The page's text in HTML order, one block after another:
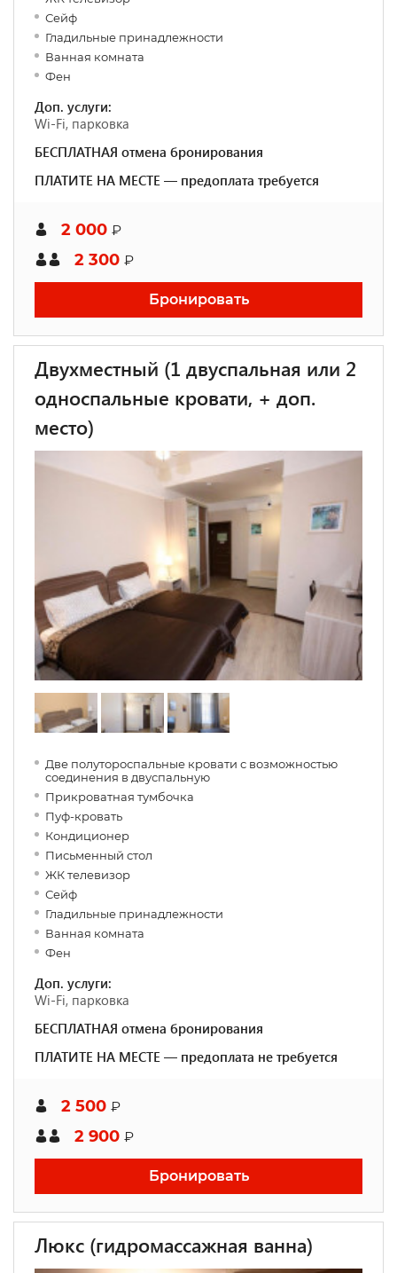
Сейф
Гладильные принадлежности
Ванная комната
Фен
Доп. услуги:
Wi-Fi, парковка
БЕСПЛАТНАЯ отмена бронирования
ПЛАТИТЕ НА МЕСТЕ — предоплата требуется
2 000 ₽
2 300 ₽
Бронировать
Двухместный (1 двуспальная или 2
односпальные кровати, + доп.
место)
Две полутороспальные кровати с возможностью
соединения в двуспальную
Прикроватная тумбочка
Пуф-кровать
Кондиционер
Письменный стол
ЖК телевизор
Сейф
Гладильные принадлежности
Ванная комната
Фен
Доп. услуги:
Wi-Fi, парковка
БЕСПЛАТНАЯ отмена бронирования
ПЛАТИТЕ НА МЕСТЕ — предоплата не требуется
2 500 ₽
2 900 ₽
Бронировать
Люкс (гидромассажная ванна)